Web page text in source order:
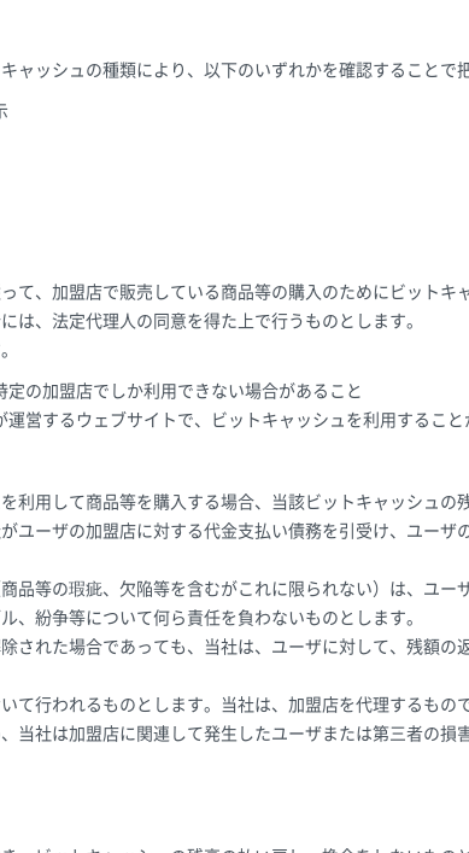
ャッシュの種類により、以下のいずれかを確認することで
て、加盟店で販売している商品等の購入のためにビットキ
は、法定代理人の同意を得た上で行うものとします。
の加盟店でしか利用できない場合があること
営するウェブサイトで、ビットキャッシュを利用すること
利用して商品等を購入する場合、当該ビットキャッシュの
ユーザの加盟店に対する代金支払い債務を引受け、ユーザ
品等の瑕疵、欠陥等を含むがこれに限られない）は、ユー
、紛争等について何ら責任を負わないものとします。
された場合であっても、当社は、ユーザに対して、残額の
て行われるものとします。当社は、加盟店を代理するもの
当社は加盟店に関連して発生したユーザまたは第三者の損